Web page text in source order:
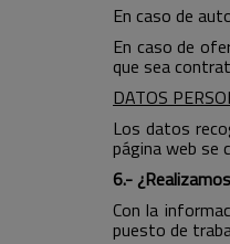
En caso de
En caso de
que sea
DATOS
Los datos
página web se
6.-
Con la
puesto de